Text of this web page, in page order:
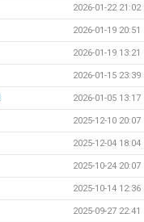
2026-01-22 21:02
2026-01-19 20:51
2026-01-19 13:21
2026-01-15 23:39
2026-01-05 13:17
2025-12-10 20:07
2025-12-04 18:04
2025-10-24 20:07
2025-10-14 12:36
2025-09-27 22:41